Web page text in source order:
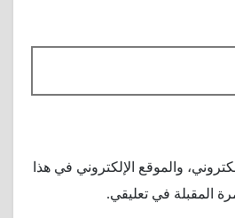
والموقع الإلكتروني في هذا
المقبلة في تعليقي.